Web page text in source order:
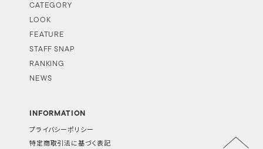
CATEGORY
LOOK
FEATURE
STAFF SNAP
RANKING
NEWS
INFORMATION
プライバシーポリシー
特定商取引法に基づく表記